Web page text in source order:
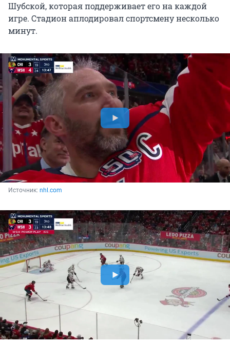
Шубской, которая поддерживает его на каждой
игре. Стадион аплодировал спортсмену несколько
минут.
Источник: nhl.com